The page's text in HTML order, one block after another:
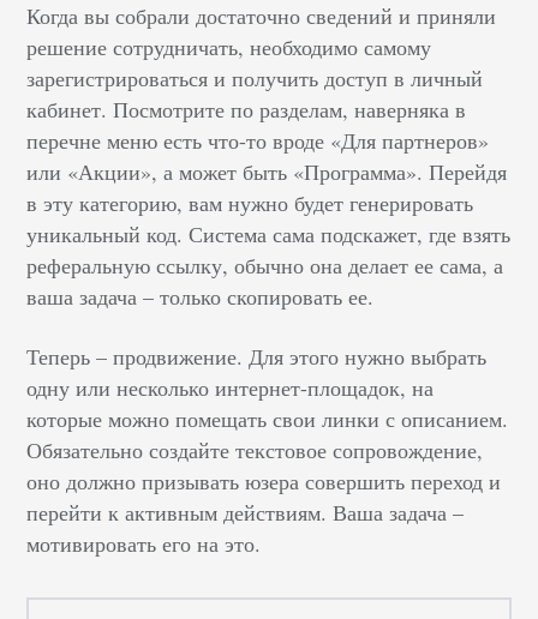
Когда вы собрали достаточно сведений и приняли
решение сотрудничать, необходимо самому
зарегистрироваться и получить доступ в личный
кабинет. Посмотрите по разделам, наверняка в
перечне меню есть что-то вроде «Для партнеров»
или «Акции», а может быть «Программа». Перейдя
в эту категорию, вам нужно будет генерировать
уникальный код. Система сама подскажет, где взять
реферальную ссылку, обычно она делает ее сама, а
ваша задача – только скопировать ее.
Теперь – продвижение. Для этого нужно выбрать
одну или несколько интернет-площадок, на
которые можно помещать свои линки с описанием.
Обязательно создайте текстовое сопровождение,
оно должно призывать юзера совершить переход и
перейти к активным действиям. Ваша задача –
мотивировать его на это.